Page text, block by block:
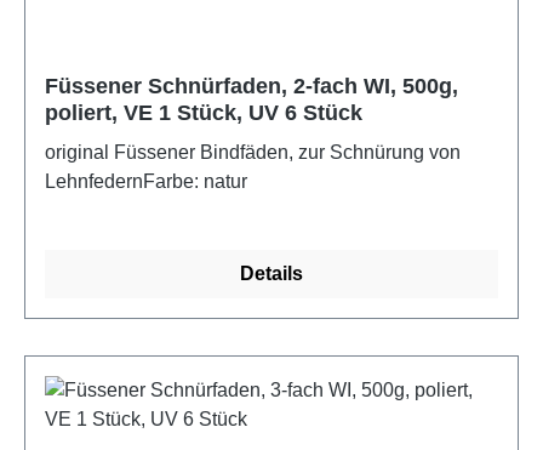
Füssener Schnürfaden, 2-fach WI, 500g,
poliert, VE 1 Stück, UV 6 Stück
original Füssener Bindfäden, zur Schnürung von
LehnfedernFarbe: natur
Details